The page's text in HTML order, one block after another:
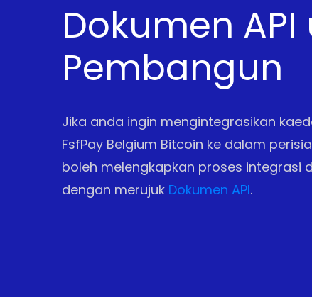
Dokumen
Pembangun
Jika anda ingin mengintegrasikan
FsfPay Belgium Bitcoin ke dalam
boleh melengkapkan proses integrasi
dengan merujuk Dokumen API.